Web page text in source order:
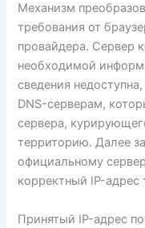
Механизм
требования от
провайдера. Сервер
необходимой
сведения
DNS-серверам,
сервера,
территорию. Далее
официальному
корректный IP-адрес
Принятый IP-адрес